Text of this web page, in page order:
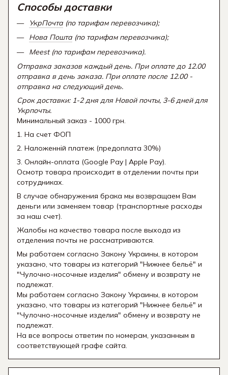
Способы доставки
УкрПочта (по тарифам перевозчика);
Нова Пошта (по тарифам перевозчика);
Meest (по тарифам перевозчика).
Отправка заказов каждый день. При оплате до 12.00
отправка в день заказа. При оплате после 12.00 -
отправка на следующий день.
Срок доставки: 1-2 дня для Новой почты, 3-6 дней для
Укрпочты.
Минимальный заказ - 1000 грн.
1. На счет ФОП
2. Наложенній платеж (предоплата 30%)
3. Онлайн-оплата (Google Pay | Apple Pay).
Осмотр товара происходит в отделении почты при
сотрудниках.
В случае обнаружения брака мы возвращаем Вам
деньги или заменяем товар (транспортные расходы
за наш счет).
Жалобы на качество товара после выхода из
отделения почты не рассматриваются.
Мы работаем согласно Закону Украины, в котором
указано, что товары из категорий "Нижнее бельё" и
"Чулочно-носочные изделия" обмену и возврату не
подлежат.
Мы работаем согласно Закону Украины, в котором
указано, что товары из категорий "Нижнее бельё" и
"Чулочно-носочные изделия" обмену и возврату не
подлежат.
На все вопросы ответим по номерам, указанным в
соответствующей графе сайта.